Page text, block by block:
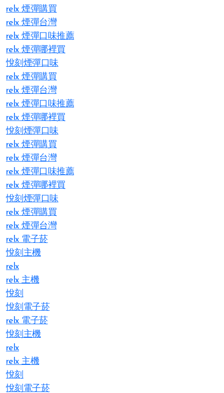
relx 煙彈購買
relx 煙彈台灣
relx 煙彈口味推薦
relx 煙彈哪裡買
悅刻煙彈口味
relx 煙彈購買
relx 煙彈台灣
relx 煙彈口味推薦
relx 煙彈哪裡買
悅刻煙彈口味
relx 煙彈購買
relx 煙彈台灣
relx 煙彈口味推薦
relx 煙彈哪裡買
悅刻煙彈口味
relx 煙彈購買
relx 煙彈台灣
relx 電子菸
悅刻主機
relx
relx 主機
悅刻
悅刻電子菸
relx 電子菸
悅刻主機
relx
relx 主機
悅刻
悅刻電子菸